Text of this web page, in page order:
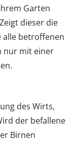
Garten
dieser die
alle betroffenen
nur mit einer
des Wirts,
der befallene
Birnen